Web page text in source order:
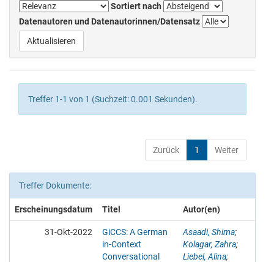
Sortiert nach
Datenautoren und Datenautorinnen/Datensatz
Treffer 1-1 von 1 (Suchzeit: 0.001 Sekunden).
Zurück 1 Weiter
Treffer Dokumente:
Erscheinungsdatum Titel Autor(en)
31-Okt-2022
GiCCS: A German
in-Context
Conversational
Asaadi, Shima;
Kolagar, Zahra;
Liebel, Alina;